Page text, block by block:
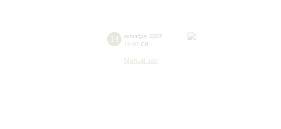
14 октября 2023
19:00 Сб
Малый зал